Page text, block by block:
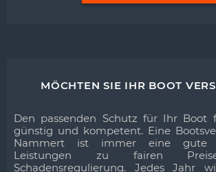
MÖCHTEN SIE IHR BOOT
Den passenden Schutz für Ihr Boot
günstig und kompetent. Eine
Nammert ist immer eine gute
Leistungen zu fairen
Schadensregulierung. Jedes Jahr